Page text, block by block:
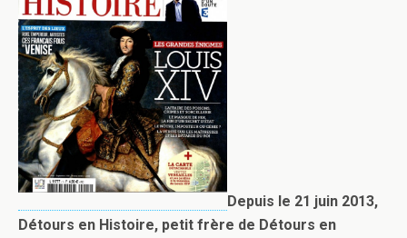
Depuis le 21 juin 2013,
Détours en Histoire, petit frère de Détours en